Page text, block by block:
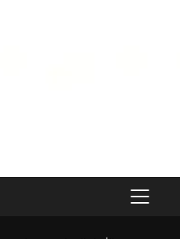
PRIMARY